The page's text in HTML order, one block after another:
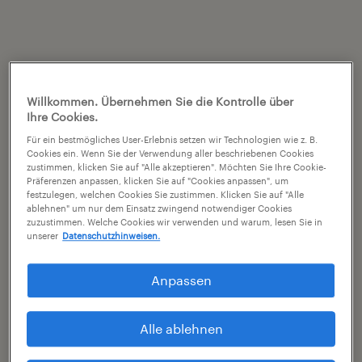
Willkommen. Übernehmen Sie die Kontrolle über
Ihre Cookies.
Für ein bestmögliches User-Erlebnis setzen wir Technologien wie z. B.
Cookies ein. Wenn Sie der Verwendung aller beschriebenen Cookies
zustimmen, klicken Sie auf "Alle akzeptieren". Möchten Sie Ihre Cookie-
Präferenzen anpassen, klicken Sie auf "Cookies anpassen", um
festzulegen, welchen Cookies Sie zustimmen. Klicken Sie auf "Alle
ablehnen" um nur dem Einsatz zwingend notwendiger Cookies
zuzustimmen. Welche Cookies wir verwenden und warum, lesen Sie in
unserer Datenschutzhinweisen.
Anpassen
Alle ablehnen